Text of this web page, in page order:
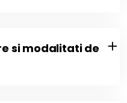
si modalitati de